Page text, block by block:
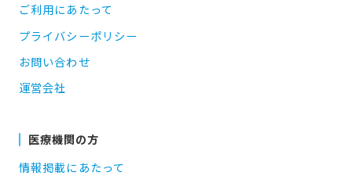
ご利用にあたって
プライバシーポリシー
お問い合わせ
運営会社
医療機関の方
情報掲載にあたって